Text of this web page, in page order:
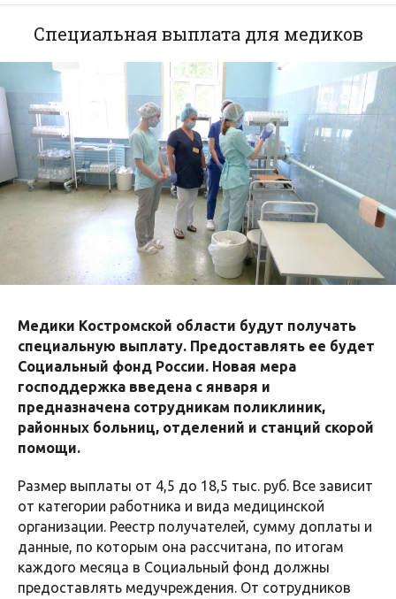
Специальная выплата для медиков
Медики Костромской области будут получать
специальную выплату. Предоставлять ее будет
Социальный фонд России. Новая мера
господдержка введена с января и
предназначена сотрудникам поликлиник,
районных больниц, отделений и станций скорой
помощи.
Размер выплаты от 4,5 до 18,5 тыс. руб. Все зависит
от категории работника и вида медицинской
организации. Реестр получателей, сумму доплаты и
данные, по которым она рассчитана, по итогам
каждого месяца в Социальный фонд должны
предоставлять медучреждения. От сотрудников